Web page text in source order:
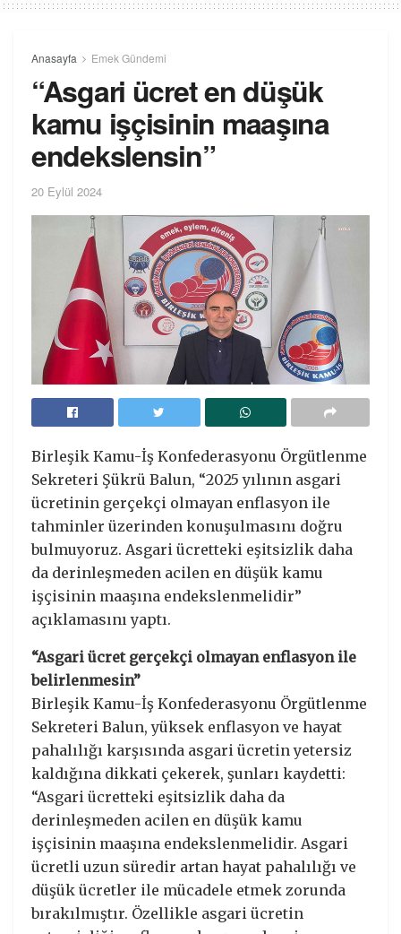
Anasayfa Emek Gündemi
“Asgari ücret en düşük
kamu işçisinin maaşına
endekslensin”
20 Eylül 2024
Birleşik Kamu-İş Konfederasyonu Örgütlenme
Sekreteri Şükrü Balun, “2025 yılının asgari
ücretinin gerçekçi olmayan enflasyon ile
tahminler üzerinden konuşulmasını doğru
bulmuyoruz. Asgari ücretteki eşitsizlik daha
da derinleşmeden acilen en düşük kamu
işçisinin maaşına endekslenmelidir”
açıklamasını yaptı.
“Asgari ücret gerçekçi olmayan enflasyon ile
belirlenmesin”
Birleşik Kamu-İş Konfederasyonu Örgütlenme
Sekreteri Balun, yüksek enflasyon ve hayat
pahalılığı karşısında asgari ücretin yetersiz
kaldığına dikkati çekerek, şunları kaydetti:
“Asgari ücretteki eşitsizlik daha da
derinleşmeden acilen en düşük kamu
işçisinin maaşına endekslenmelidir. Asgari
ücretli uzun süredir artan hayat pahalılığı ve
düşük ücretler ile mücadele etmek zorunda
bırakılmıştır. Özellikle asgari ücretin